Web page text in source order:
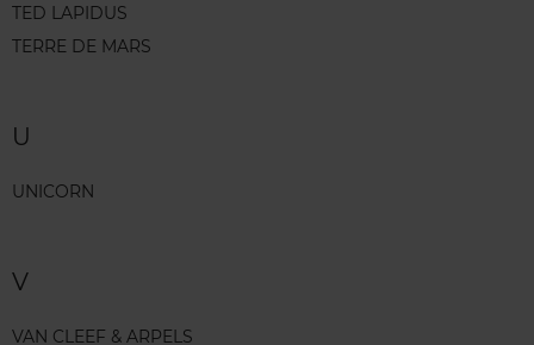
TED LAPIDUS
TERRE DE MARS
U
UNICORN
V
VAN CLEEF & ARPELS